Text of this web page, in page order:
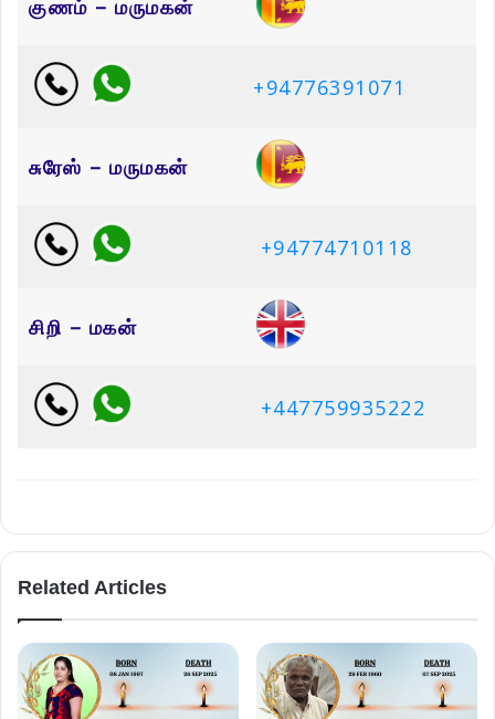
குணம் – மருமகன்
+94776391071
சுரேஸ் – மருமகன்
+94774710118
சிறி – மகன்
+447759935222
Related Articles